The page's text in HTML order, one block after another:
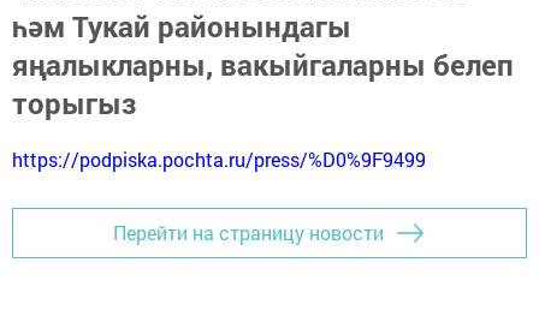
һәм Тукай районындагы
яңалыкларны, вакыйгаларны белеп
торыгыз
https://podpiska.pochta.ru/press/%D0%9F9499
Перейти на страницу новости